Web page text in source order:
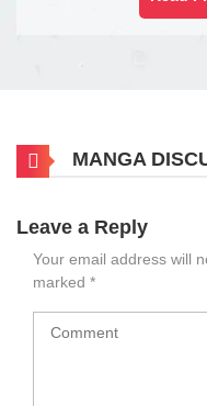
MANGA
Leave a Reply
Your email address will
marked *